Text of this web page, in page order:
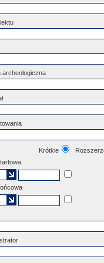
archeologiczna
Krótkie